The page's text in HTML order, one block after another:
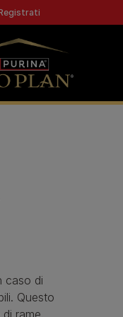
caso di
Questo
rame.